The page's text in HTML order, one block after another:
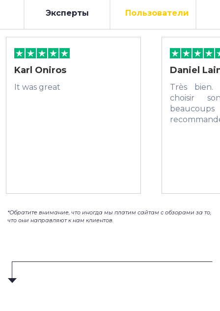
Эксперты Пользователи
Karl Oniros
It was great
Daniel
Très bien.
choisir
*Обратите внимание, что иногда мы платим сайтам с обзорами за то,
что они направляют к нам клиентов.